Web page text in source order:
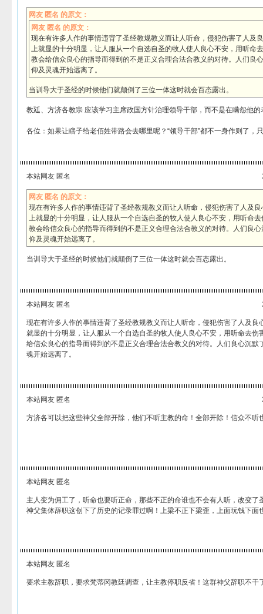
网友 匿名 的原文：
网友 匿名 的原文：
现在有许多人作的事情违背了圣经教规教义而让人听命，侵犯伤害了人及
上就显的十分明显，让人服从一个自选自圣的牧人使人良心不安，用听命
教会给信众良心的指导而得到的不是正义合理合法合教义的对待。人们良
仰及灵魂开始远离了。
当训导大于圣经的时候他们就颠倒了三位一体这时就会百态露出。
教廷、方济各教宗 应该学习主席政国方针治理领导干部，而不是在瞒怨他的
各位：如果让瞎子给老佰姓带路会去哪里呢？“领导干部”都不一身作则了，
本站网友 匿名
网友 匿名 的原文：
现在有许多人作的事情违背了圣经教规教义而让人听命，侵犯伤害了人及
上就显的十分明显，让人服从一个自选自圣的牧人使人良心不安，用听命
教会给信众良心的指导而得到的不是正义合理合法合教义的对待。人们良
仰及灵魂开始远离了。
当训导大于圣经的时候他们就颠倒了三位一体这时就会百态露出。
本站网友 匿名
现在有许多人作的事情违背了圣经教规教义而让人听命，侵犯伤害了人及良
就显的十分明显，让人服从一个自选自圣的牧人使人良心不安，用听命去伤
给信众良心的指导而得到的不是正义合理合法合教义的对待。人们良心沉默
魂开始远离了。
本站网友 匿名
方济各可以把这些神父全部开除，他们不听主教的命！全部开除！信众不听
本站网友 匿名
主人变为佣工了，听命也要听正命，那些不正的命谁也不会有人听，改变了
神父集体辞职这创下了历史的记录罪过啊！上梁不正下梁歪，上面玩钱下面
本站网友 匿名
要求主教辞职，要求梵蒂冈教廷调查，让主教停职反省！这群神父辞职不干